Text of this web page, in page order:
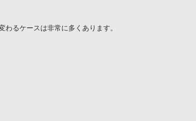
るケースは非常に多くあります。